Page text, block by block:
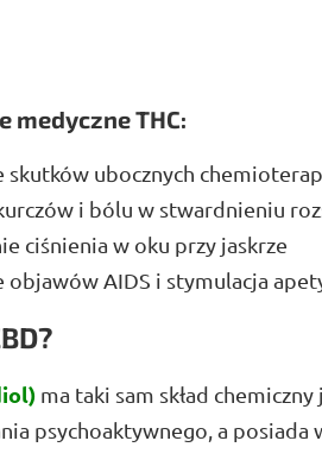
medyczne THC:
skutków ubocznych
i bólu w stwardnieniu
ciśnienia w oku przy jaskrze
objawów AIDS i stymulacja
ma taki sam skład
psychoaktywnego, a posiada